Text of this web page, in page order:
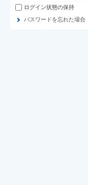
ログイン状態の保持
パスワードを忘れた場合